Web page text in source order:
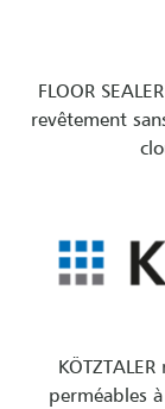
FLOOR
revêtement
perméables